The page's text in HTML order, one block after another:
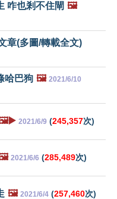
咋也剎不住閘 🖼️
章(多圖/轉載全文)
哈巴狗 🖼️ 2021/6/10
2021/6/9 (245,357次)
2021/6/6 (285,489次)
🖼️ 2021/6/4 (257,460次)